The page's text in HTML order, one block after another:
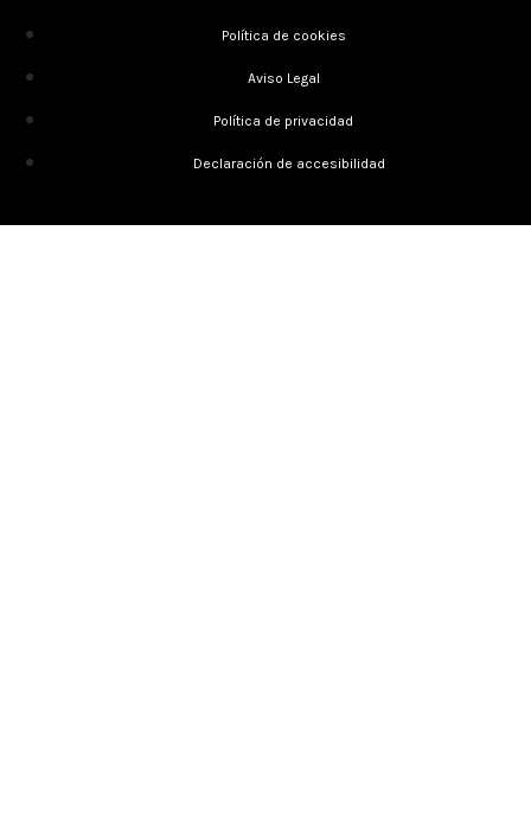
Política de cookies
Aviso Legal
Política de privacidad
Declaración de accesibilidad